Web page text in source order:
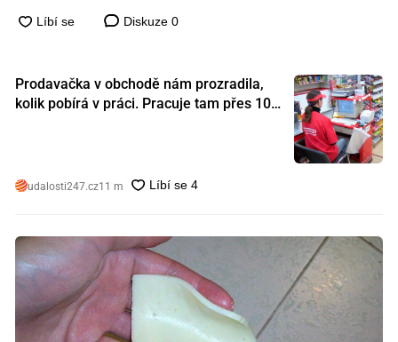
Diskuze 0
Prodavačka v obchodě nám prozradila,
kolik pobírá v práci. Pracuje tam přes 10
udalosti247.cz11 m